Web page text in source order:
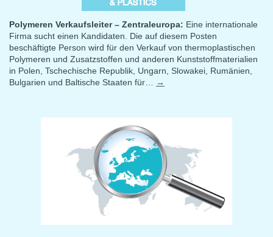
Polymeren Verkaufsleiter – Zentraleuropa: Eine internationale
Firma sucht einen Kandidaten. Die auf diesem Posten
beschäftigte Person wird für den Verkauf von thermoplastischen
Polymeren und Zusatzstoffen und anderen Kunststoffmaterialien
in Polen, Tschechische Republik, Ungarn, Slowakei, Rumänien,
Bulgarien und Baltische Staaten für…
→